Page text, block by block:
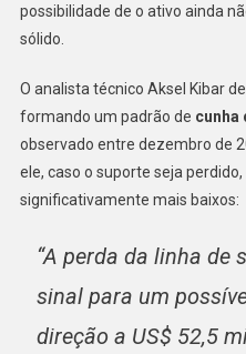
possibilidade de o ativo ainda
sólido.
O analista técnico Aksel Kibar
formando um padrão de cunha
observado entre dezembro de
ele, caso o suporte seja
significativamente mais baixos:
“A perda da linha de
sinal para um
direção a US$ 52,5